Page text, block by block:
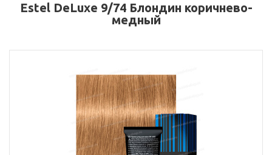
Estel DeLuxe 9/74 Блондин коричнево-
медный